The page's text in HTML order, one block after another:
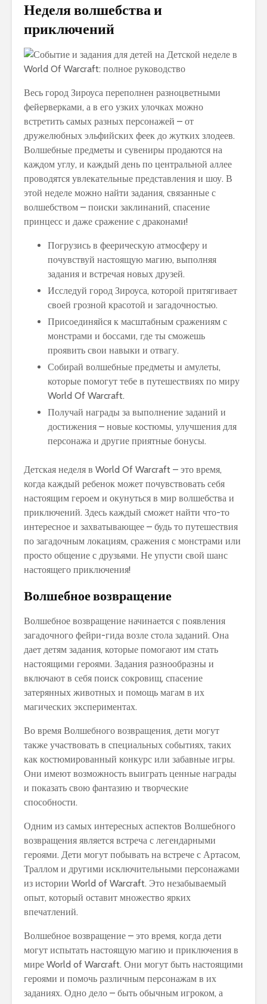
Неделя волшебства и
приключений
Весь город Зироуса переполнен разноцветными
фейерверками, а в его узких улочках можно
встретить самых разных персонажей – от
дружелюбных эльфийских феек до жутких злодеев.
Волшебные предметы и сувениры продаются на
каждом углу, и каждый день по центральной аллее
проводятся увлекательные представления и шоу. В
этой неделе можно найти задания, связанные с
волшебством – поиски заклинаний, спасение
принцесс и даже сражение с драконами!
Погрузись в феерическую атмосферу и
почувствуй настоящую магию, выполняя
задания и встречая новых друзей.
Исследуй город Зироуса, которой притягивает
своей грозной красотой и загадочностью.
Присоединяйся к масштабным сражениям с
монстрами и боссами, где ты сможешь
проявить свои навыки и отвагу.
Собирай волшебные предметы и амулеты,
которые помогут тебе в путешествиях по миру
World Of Warcraft.
Получай награды за выполнение заданий и
достижения – новые костюмы, улучшения для
персонажа и другие приятные бонусы.
Детская неделя в World Of Warcraft – это время,
когда каждый ребенок может почувствовать себя
настоящим героем и окунуться в мир волшебства и
приключений. Здесь каждый сможет найти что-то
интересное и захватывающее – будь то путешествия
по загадочным локациям, сражения с монстрами или
просто общение с друзьями. Не упусти свой шанс
настоящего приключения!
Волшебное возвращение
Волшебное возвращение начинается с появления
загадочного фейри-гида возле стола заданий. Она
дает детям задания, которые помогают им стать
настоящими героями. Задания разнообразны и
включают в себя поиск сокровищ, спасение
затерянных животных и помощь магам в их
магических экспериментах.
Во время Волшебного возвращения, дети могут
также участвовать в специальных событиях, таких
как костюмированный конкурс или забавные игры.
Они имеют возможность выиграть ценные награды
и показать свою фантазию и творческие
способности.
Одним из самых интересных аспектов Волшебного
возвращения является встреча с легендарными
героями. Дети могут побывать на встрече с Артасом,
Траллом и другими исключительными персонажами
из истории World of Warcraft. Это незабываемый
опыт, который оставит множество ярких
впечатлений.
Волшебное возвращение – это время, когда дети
могут испытать настоящую магию и приключения в
мире World of Warcraft. Они могут быть настоящими
героями и помочь различным персонажам в их
заданиях. Одно дело – быть обычным игроком, а